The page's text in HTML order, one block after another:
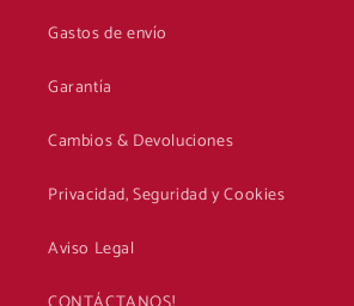
Gastos de envío
Garantía
Cambios & Devoluciones
Privacidad, Seguridad y Cookies
Aviso Legal